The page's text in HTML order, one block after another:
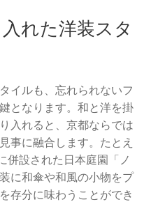
れた洋装スタ
イルも、忘れられないフ
となります。和と洋を掛
入れると、京都ならでは
事に融合します。たとえ
併設された日本庭園「ノ
に和傘や和風の小物をプ
存分に味わうことができ